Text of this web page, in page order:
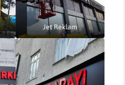
Jet Reklam